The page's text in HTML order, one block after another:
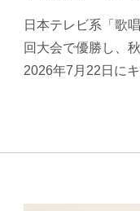
日本テレビ系「歌
回大会で優勝し、
2026年7月22日に